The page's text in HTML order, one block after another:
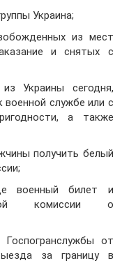
Украина;
из мест
и снятых с
Украины сегодня,
военной службе или с
а также
получить белый
военный билет и
комиссии о
от
за границу в